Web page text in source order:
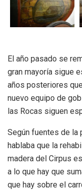
El año pasado se
gran mayoría sigue
años posteriores
nuevo equipo de
las Rocas siguen
Según fuentes de la
hablaba que la
madera del Cirpus
a lo que hay que
que hay sobre el